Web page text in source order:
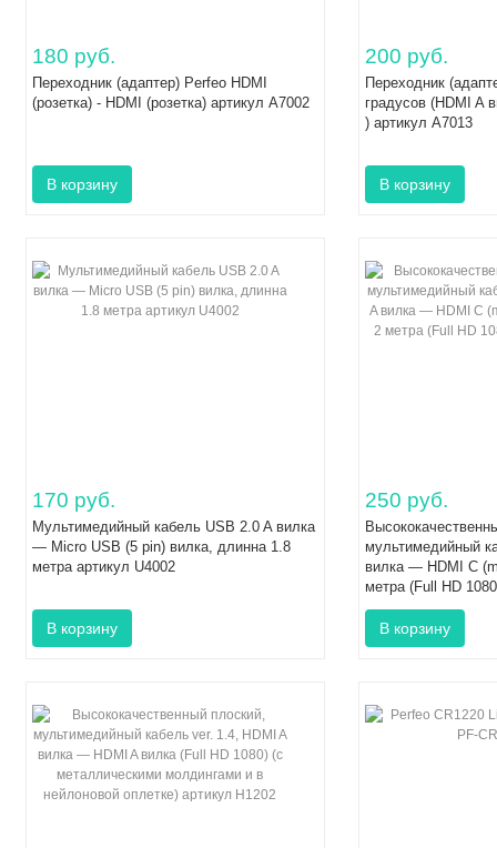
180 руб.
Переходник (адаптер) Perfeo HDMI
(розетка) - HDMI (розетка) артикул A7002
200 руб.
Переходник
градусов (HDMI A
) артикул A7013
170 руб.
Мультимедийный кабель USB 2.0 A вилка
— Micro USB (5 pin) вилка, длинна 1.8
метра артикул U4002
250 руб.
мультимедийный
вилка — HDMI C
метра (Full HD